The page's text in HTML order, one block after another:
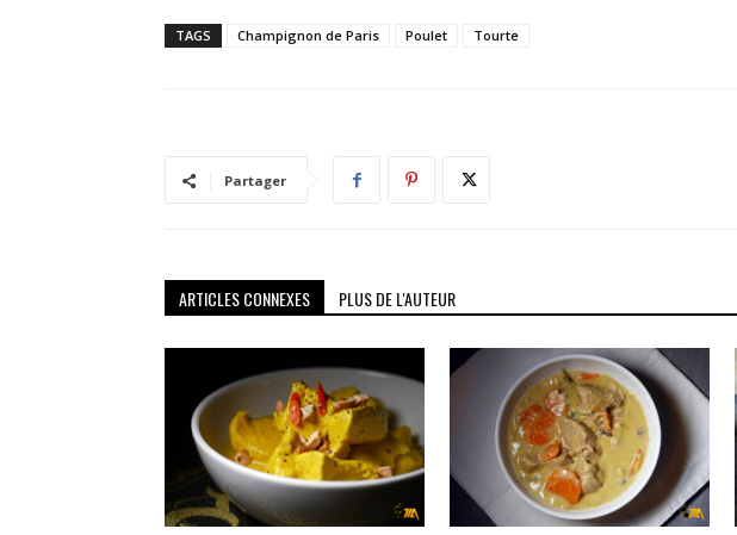
TAGS Champignon de Paris Poulet Tourte
Partager
ARTICLES CONNEXES PLUS DE L'AUTEUR